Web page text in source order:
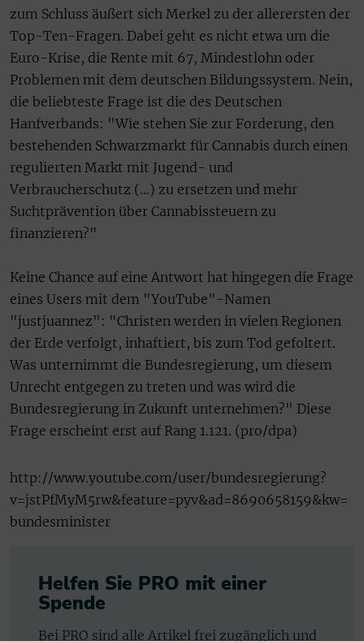
zum Schluss äußert sich Merkel zu der allerersten der
Top-Ten-Fragen. Dabei geht es nicht etwa um die
Euro-Krise, die Rente mit 67, Mindestlohn oder
Problemen mit dem deutschen Bildungssystem. Nein,
die beliebteste Frage ist die des Deutschen
Hanfverbands: "Wie stehen Sie zur Forderung, den
bestehenden Schwarzmarkt für Cannabis durch einen
regulierten Markt mit Jugend- und
Verbraucherschutz (…) zu ersetzen und mehr
Suchtprävention über Cannabissteuern zu
finanzieren?"
Keine Chance auf eine Antwort hat hingegen die Frage
eines Users mit dem "YouTube"-Namen
"justjuannez": "Christen werden in vielen Regionen
der Erde verfolgt, inhaftiert, bis zum Tod gefoltert.
Was unternimmt die Bundesregierung, um diesem
Unrecht entgegen zu treten und was wird die
Bundesregierung in Zukunft unternehmen?" Diese
Frage erscheint erst auf Rang 1.121. (pro/dpa)
http://www.youtube.com/user/bundesregierung?
v=jstPfMyM5rw&feature=pyv&ad=8690658159&kw=
bundesminister
Helfen Sie PRO mit einer
Spende
Bei PRO sind alle Artikel frei zugänglich und